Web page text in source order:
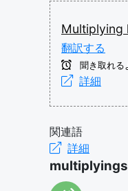
Multiplying
翻訳する
聞き取れる
詳細
関連語
詳細
multiplyings